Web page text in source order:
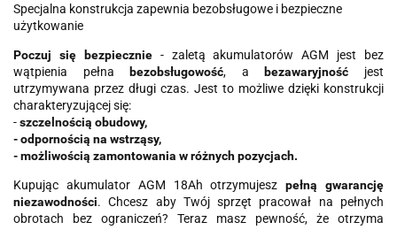
Specjalna konstrukcja zapewnia bezobsługowe i bezpieczne
użytkowanie
Poczuj się bezpiecznie- zaletą akumulatorów AGM jest bez
wątpienia pełnabezobsługowość, abezawaryjność jest
utrzymywana przez długi czas. Jest to możliwe dzięki konstrukcji
charakteryzującej się:
-szczelnością obudowy,
- odpornością na wstrząsy,
- możliwością zamontowania w różnych pozycjach.
Kupując akumulator AGM 18Ah otrzymujeszpełną gwarancję
niezawodności. Chcesz aby Twój sprzęt pracował na pełnych
obrotach bez ograniczeń? Teraz masz pewność, że otrzyma